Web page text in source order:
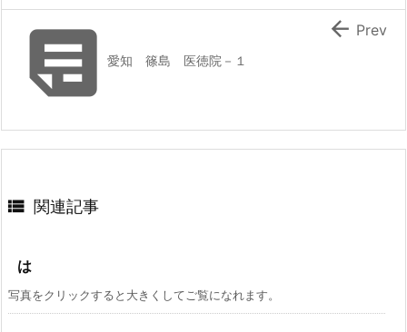
愛知 篠島 医徳院－１
 Prev
 関連記事
は
写真をクリックすると大きくしてご覧になれます。